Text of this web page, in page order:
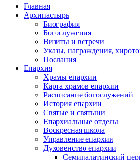
Главная
Архипастырь
Биография
Богослужения
Визиты и встречи
Указы, награждения,
Послания
Епархия
Храмы епархии
Карта храмов епархии
Расписание богослужений
История епархии
Святые и святыни
Епархиальные отделы
Воскресная школа
Управление епархии
Духовенство епархии
Семипалатинский